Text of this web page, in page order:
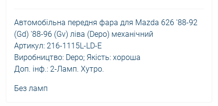
Автомобільна передня фара для Mazda 626 '88-92
(Gd) '88-96 (Gv) ліва (Depo) механічний
Артикул: 216-1115L-LD-E
Виробництво: Depo; Якість: хороша
Доп. інф.: 2-Ламп. Хутро.
Без ламп